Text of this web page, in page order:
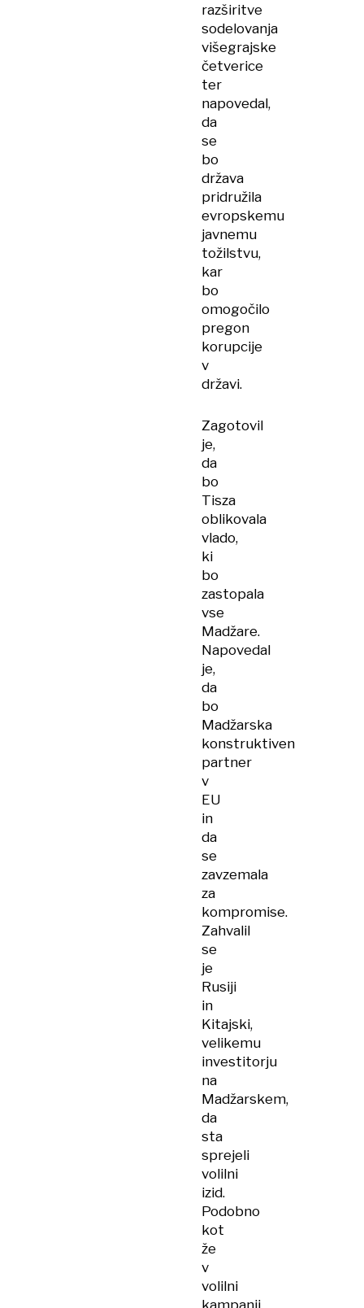
razširitve
sodelovanja
višegrajske
četverice
ter
napovedal,
da
se
bo
država
pridružila
evropskemu
javnemu
tožilstvu,
kar
bo
omogočilo
pregon
korupcije
v
državi.
Zagotovil
je,
da
bo
Tisza
oblikovala
vlado,
ki
bo
zastopala
vse
Madžare.
Napovedal
je,
da
bo
Madžarska
konstruktiven
partner
v
EU
in
da
se
zavzemala
za
kompromise.
Zahvalil
se
je
Rusiji
in
Kitajski,
velikemu
investitorju
na
Madžarskem,
da
sta
sprejeli
volilni
izid.
Podobno
kot
že
v
volilni
kampanji